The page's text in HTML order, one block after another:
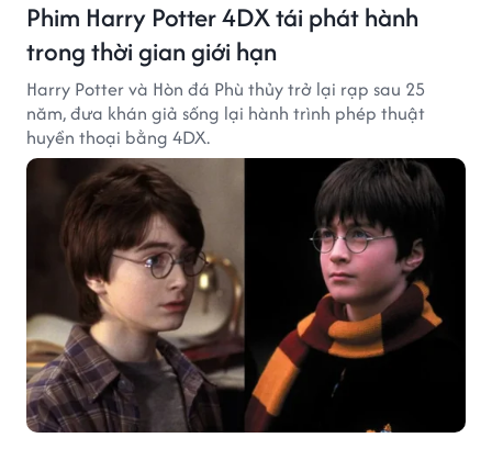
Phim Harry Potter 4DX tái phát hành
trong thời gian giới hạn
Harry Potter và Hòn đá Phù thủy trở lại rạp sau 25
năm, đưa khán giả sống lại hành trình phép thuật
huyền thoại bằng 4DX.